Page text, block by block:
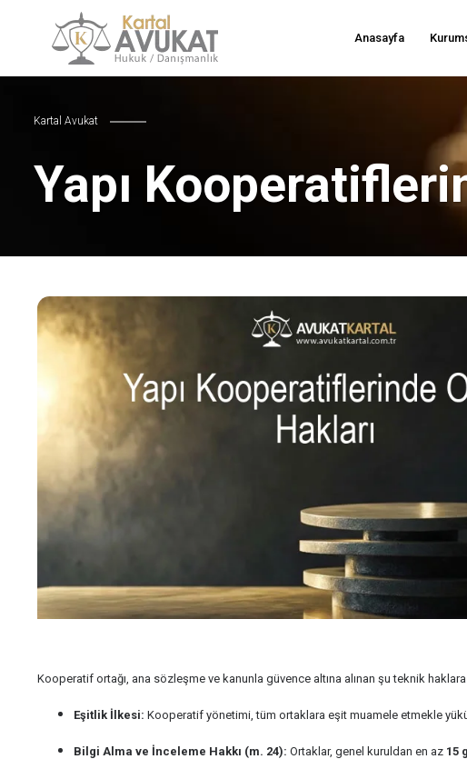
Anasayfa
Kartal Avukat
Yapı
Kooperatif ortağı, ana sözleşme ve kanunla güvence altına alınan şu teknik
Eşitlik İlkesi: Kooperatif yönetimi, tüm ortaklara eşit muamele etmekle
Bilgi Alma ve İnceleme Hakkı (m. 24): Ortaklar, genel kuruldan en az 15